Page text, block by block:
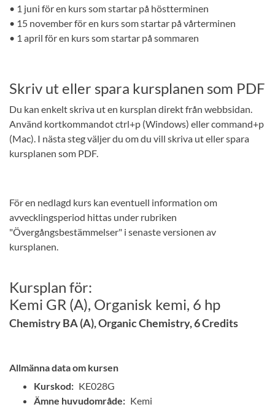
• 1 juni för en kurs som startar på höstterminen
• 15 november för en kurs som startar på vårterminen
• 1 april för en kurs som startar på sommaren
Skriv ut eller spara kursplanen som PDF
Du kan enkelt skriva ut en kursplan direkt från webbsidan.
Använd kortkommandot ctrl+p (Windows) eller command+p
(Mac). I nästa steg väljer du om du vill skriva ut eller spara
kursplanen som PDF.
För en nedlagd kurs kan eventuell information om
avvecklingsperiod hittas under rubriken
"Övergångsbestämmelser" i senaste versionen av
kursplanen.
Kursplan för:
Kemi GR (A), Organisk kemi, 6 hp
Chemistry BA (A), Organic Chemistry, 6 Credits
Allmänna data om kursen
Kurskod: KE028G
Ämne huvudområde: Kemi